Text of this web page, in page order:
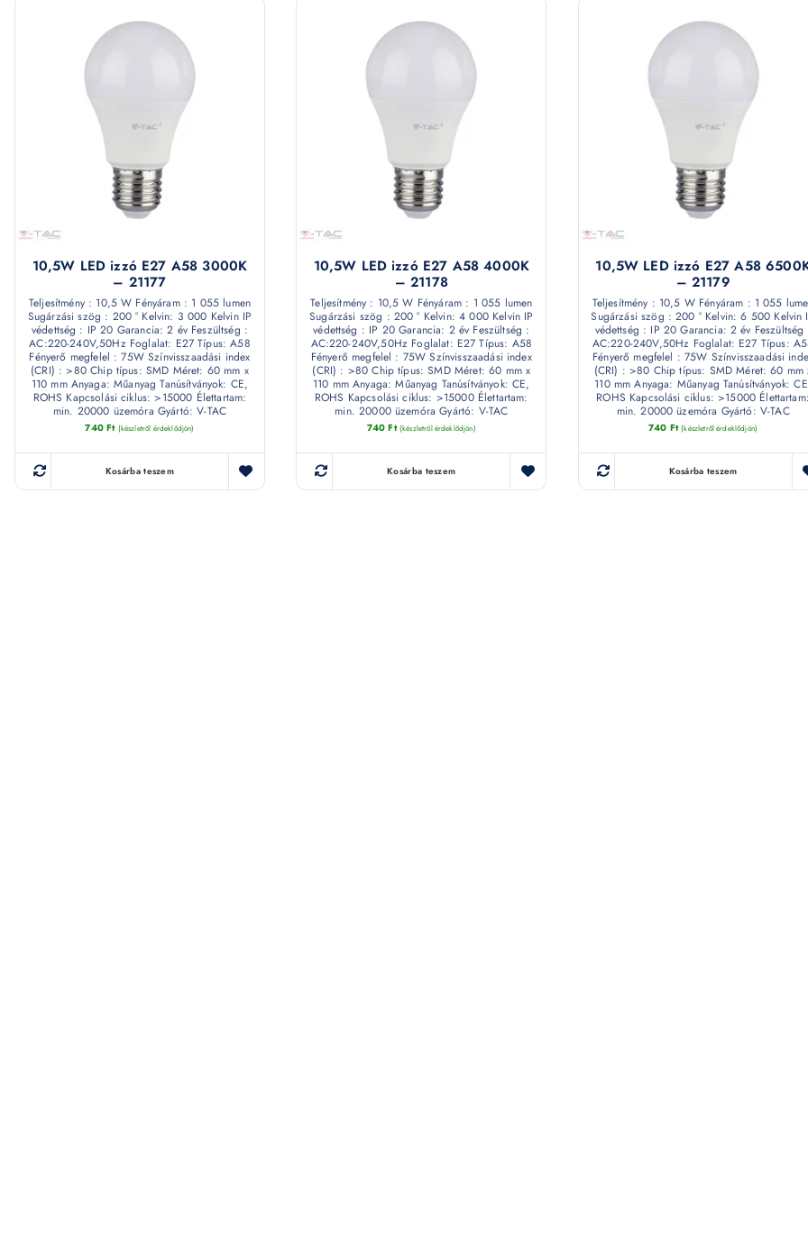
10,5W LED izzó E27 A58 3000K
– 21177
Teljesítmény : 10,5 W Fényáram : 1 055 lumen
Sugárzási szög : 200 ° Kelvin: 3 000 Kelvin IP
védettség : IP 20 Garancia: 2 év Feszültség :
AC:220-240V,50Hz Foglalat: E27 Típus: A58
Fényerő megfelel : 75W Színvisszaadási index
(CRI) : >80 Chip típus: SMD Méret: 60 mm x
110 mm Anyaga: Műanyag Tanúsítványok: CE,
ROHS Kapcsolási ciklus: >15000 Élettartam:
min. 20000 üzemóra Gyártó: V-TAC
740Ft (készletről érdeklődjön)
Kosárba teszem
10,5W LED izzó E27 A58 4000K
– 21178
Teljesítmény : 10,5 W Fényáram : 1 055 lumen
Sugárzási szög : 200 ° Kelvin: 4 000 Kelvin IP
védettség : IP 20 Garancia: 2 év Feszültség :
AC:220-240V,50Hz Foglalat: E27 Típus: A58
Fényerő megfelel : 75W Színvisszaadási index
(CRI) : >80 Chip típus: SMD Méret: 60 mm x
110 mm Anyaga: Műanyag Tanúsítványok: CE,
ROHS Kapcsolási ciklus: >15000 Élettartam:
min. 20000 üzemóra Gyártó: V-TAC
740Ft (készletről érdeklődjön)
Kosárba teszem
10,5W LED izzó E27 A58
– 21179
Teljesítmény : 10,5 W Fényáram : 1 055
Sugárzási szög : 200 ° Kelvin: 6 500 Kelvin
védettség : IP 20 Garancia: 2 év Feszültség
AC:220-240V,50Hz Foglalat: E27 Típus:
Fényerő megfelel : 75W Színvisszaadási
(CRI) : >80 Chip típus: SMD Méret: 60 mm
110 mm Anyaga: Műanyag Tanúsítványok:
ROHS Kapcsolási ciklus: >15000 Élettartam:
min. 20000 üzemóra Gyártó: V-TAC
740 Ft (készletről érdeklődjön)
Kosárba teszem